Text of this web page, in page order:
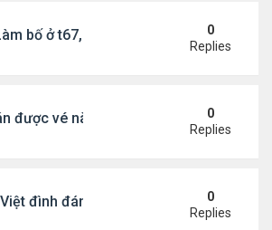
bố ở t67, mê dưỡng da chẳng kém
0
Replies
được vé nào, 1 phim Việt rời rạp
0
Replies
đình đám không phải vợ chồng vẫn
0
Replies